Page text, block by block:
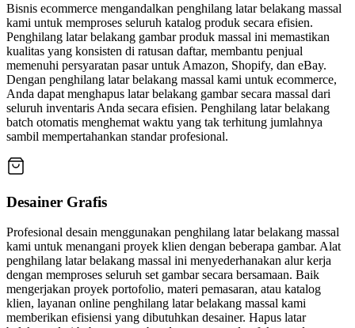
Bisnis ecommerce mengandalkan penghilang latar belakang massal
kami untuk memproses seluruh katalog produk secara efisien.
Penghilang latar belakang gambar produk massal ini memastikan
kualitas yang konsisten di ratusan daftar, membantu penjual
memenuhi persyaratan pasar untuk Amazon, Shopify, dan eBay.
Dengan penghilang latar belakang massal kami untuk ecommerce,
Anda dapat menghapus latar belakang gambar secara massal dari
seluruh inventaris Anda secara efisien. Penghilang latar belakang
batch otomatis menghemat waktu yang tak terhitung jumlahnya
sambil mempertahankan standar profesional.
Desainer Grafis
Profesional desain menggunakan penghilang latar belakang massal
kami untuk menangani proyek klien dengan beberapa gambar. Alat
penghilang latar belakang massal ini menyederhanakan alur kerja
dengan memproses seluruh set gambar secara bersamaan. Baik
mengerjakan proyek portofolio, materi pemasaran, atau katalog
klien, layanan online penghilang latar belakang massal kami
memberikan efisiensi yang dibutuhkan desainer. Hapus latar